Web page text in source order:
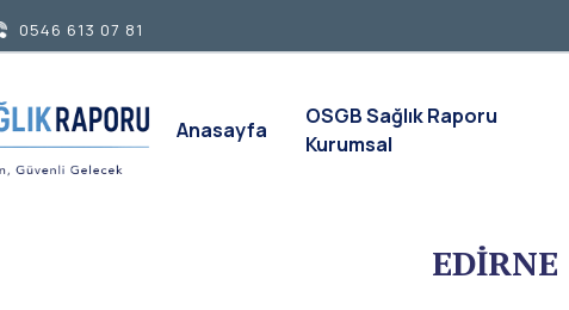
EDİRNE
0546 613 07 81
Anasayfa
OSGB Sağlık Raporu
Kurumsal